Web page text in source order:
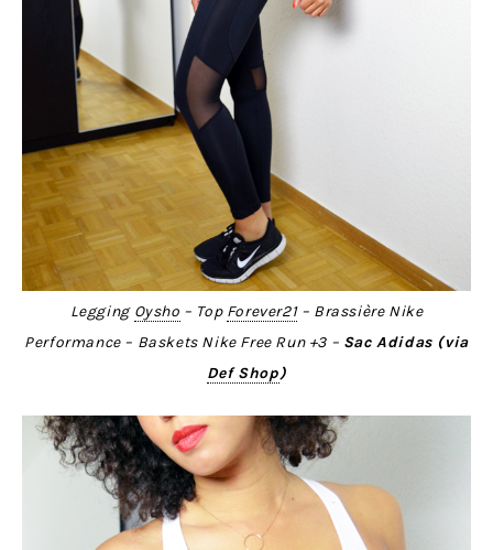
Legging Oysho – Top Forever21– Brassière Nike
Performance – Baskets Nike Free Run +3 – Sac Adidas (via
Def Shop)